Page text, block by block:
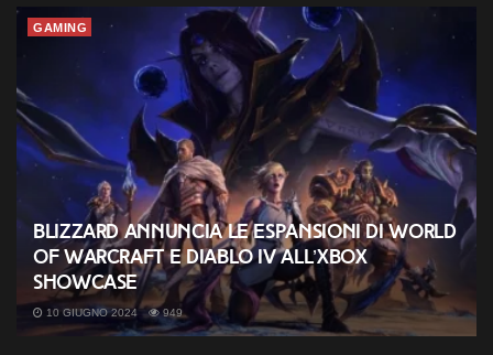
GAMING
Blizzard annuncia le espansioni di World
of Warcraft e Diablo IV all’Xbox
Showcase
10 GIUGNO 2024 949